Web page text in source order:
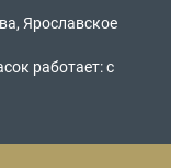
Ярославское
работает: с